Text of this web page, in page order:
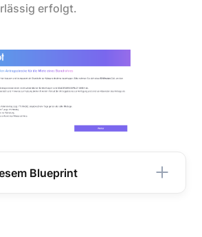
erfolgt.
Blueprint